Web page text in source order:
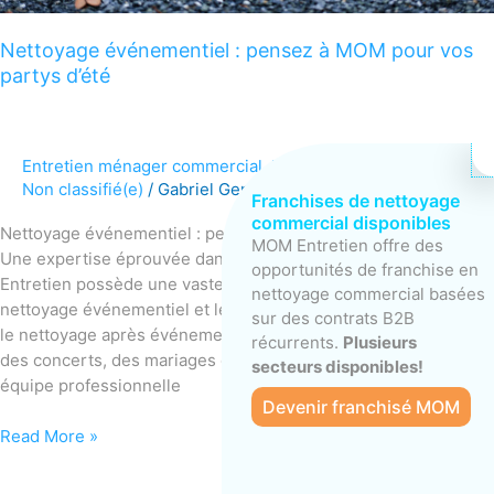
Nettoyage événementiel : pensez à MOM pour vos
partys d’été
Entretien ménager commercial Nettoyage résidentiel
Non classifié(e) / Gabriel Gervais
Nettoyage événementiel : pensez à MOM pour vos partys d’été
Une expertise éprouvée dans le nettoyage événementiel MOM
Entretien possède une vaste expérience dans le domaine du
nettoyage événementiel et le divertissement, notamment pour
le nettoyage après événements. Que ce soit pour des festivals,
des concerts, des mariages ou des fêtes d’entreprise, notre
équipe professionnelle
Read More »
Franchises de nettoyage
commercial disponibles
MOM Entretien offre des
opportunités de franchise en
nettoyage commercial basées
sur des contrats B2B
récurrents. Plusieurs
secteurs disponibles!
Devenir franchisé MOM